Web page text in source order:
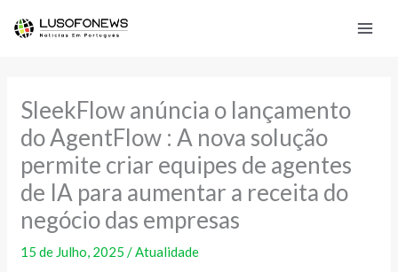
SleekFlow anúncia o lançamento
do AgentFlow : A nova solução
permite criar equipes de agentes
de IA para aumentar a receita do
negócio das empresas
15 de Julho, 2025/Atualidade